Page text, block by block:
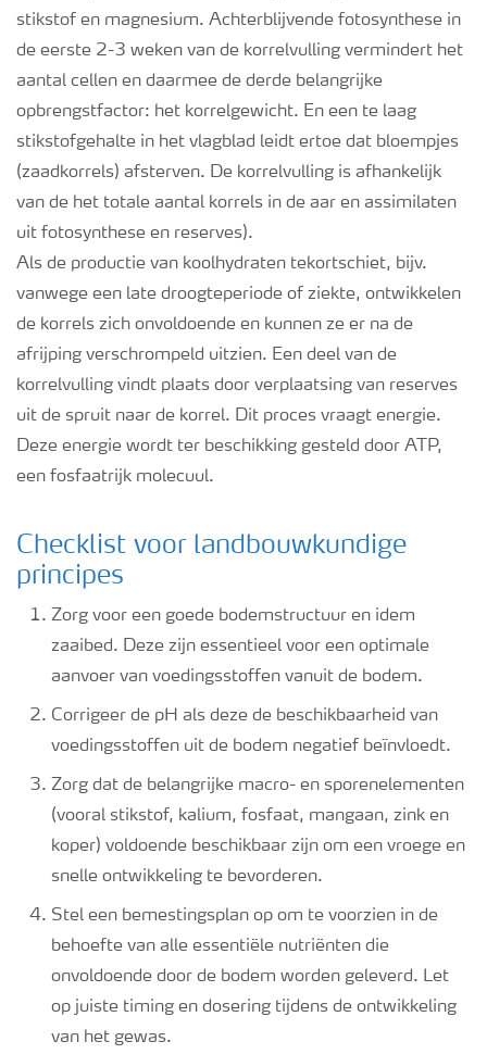
stikstof en magnesium. Achterblijvende fotosynthese in
de eerste 2-3 weken van de korrelvulling vermindert het
aantal cellen en daarmee de derde belangrijke
opbrengstfactor: het korrelgewicht. En een te laag
stikstofgehalte in het vlagblad leidt ertoe dat bloempjes
(zaadkorrels) afsterven. De korrelvulling is afhankelijk
van de het totale aantal korrels in de aar en assimilaten
uit fotosynthese en reserves).
Als de productie van koolhydraten tekortschiet, bijv.
vanwege een late droogteperiode of ziekte, ontwikkelen
de korrels zich onvoldoende en kunnen ze er na de
afrijping verschrompeld uitzien. Een deel van de
korrelvulling vindt plaats door verplaatsing van reserves
uit de spruit naar de korrel. Dit proces vraagt energie.
Deze energie wordt ter beschikking gesteld door ATP,
een fosfaatrijk molecuul.
Checklist voor landbouwkundige
principes
Zorg voor een goede bodemstructuur en idem
zaaibed. Deze zijn essentieel voor een optimale
aanvoer van voedingsstoffen vanuit de bodem.
Corrigeer de pH als deze de beschikbaarheid van
voedingsstoffen uit de bodem negatief beïnvloedt.
Zorg dat de belangrijke macro- en sporenelementen
(vooral stikstof, kalium, fosfaat, mangaan, zink en
koper) voldoende beschikbaar zijn om een vroege en
snelle ontwikkeling te bevorderen.
Stel een bemestingsplan op om te voorzien in de
behoefte van alle essentiële nutriënten die
onvoldoende door de bodem worden geleverd. Let
op juiste timing en dosering tijdens de ontwikkeling
van het gewas.